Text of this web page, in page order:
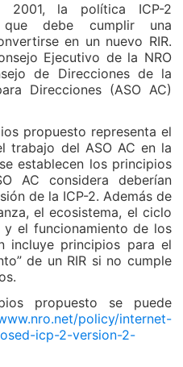
2001, la política ICP-2
debe cumplir una
en un nuevo RIR.
Ejecutivo de la NRO
de Direcciones de la
Direcciones (ASO AC)
propuesto representa el
trabajo del ASO AC en la
establecen los principios
AC considera deberían
de la ICP-2. Además de
el ecosistema, el ciclo
el funcionamiento de los
incluye principios para el
de un RIR si no cumple
propuesto se puede
policy/internet-
icp-2-version-2-